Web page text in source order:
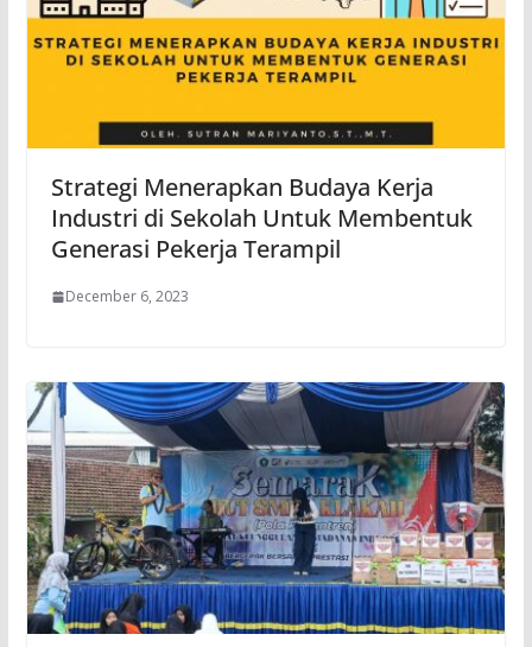
Strategi Menerapkan Budaya Kerja
Industri di Sekolah Untuk Membentuk
Generasi Pekerja Terampil
December 6, 2023